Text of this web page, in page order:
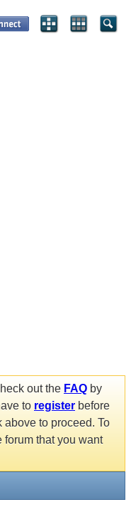
out the FAQ by
to register before
to proceed. To
forum that you want